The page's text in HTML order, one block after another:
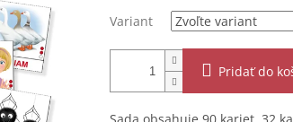
Jednotková
cena:
Variant
Pridať do